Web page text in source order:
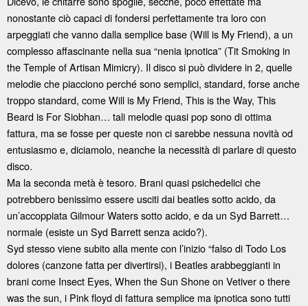
nonostante ciò capaci di fondersi perfettamente tra loro con
arpeggiati che vanno dalla semplice base (Will is My Friend), a un
complesso affascinante nella sua “nenia ipnotica” (Tit Smoking in
the Temple of Artisan Mimicry). Il disco si può dividere in 2, quelle
melodie che piacciono perché sono semplici, standard, forse anche
troppo standard, come Will is My Friend, This is the Way, This
Beard is For Siobhan… tali melodie quasi pop sono di ottima
fattura, ma se fosse per queste non ci sarebbe nessuna novità od
entusiasmo e, diciamolo, neanche la necessità di parlare di questo
disco.
Ma la seconda metà è tesoro. Brani quasi psichedelici che
potrebbero benissimo essere usciti dai beatles sotto acido, da
un’accoppiata Gilmour Waters sotto acido, e da un Syd Barrett…
normale (esiste un Syd Barrett senza acido?).
Syd stesso viene subito alla mente con l’inizio “falso di Todo Los
dolores (canzone fatta per divertirsi), i Beatles arabbeggianti in
brani come Insect Eyes, When the Sun Shone on Vetiver o there
was the sun, i Pink floyd di fattura semplice ma ipnotica sono tutti